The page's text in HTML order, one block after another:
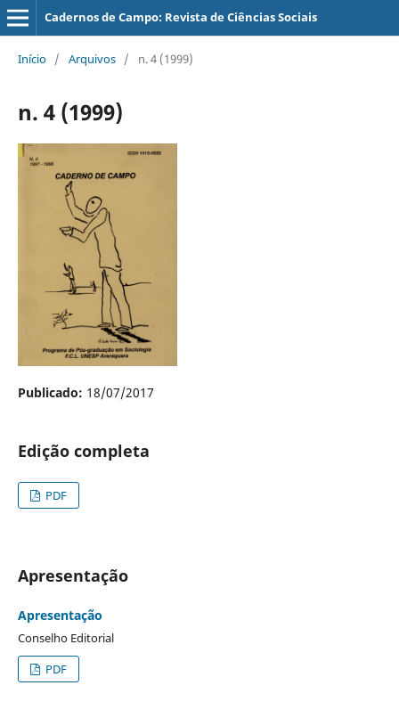
Cadernos de Campo: Revista de Ciências Sociais
Início / Arquivos / n. 4 (1999)
n. 4 (1999)
Publicado: 18/07/2017
Edição completa
PDF
Apresentação
Apresentação
Conselho Editorial
PDF